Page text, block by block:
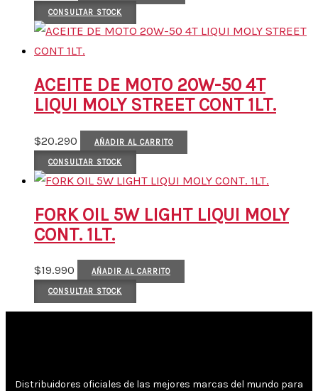
CONSULTAR STOCK
ACEITE DE MOTO 20W-50 4T
LIQUI MOLY STREET CONT 1LT.
$20.290 AÑADIR AL CARRITO
CONSULTAR STOCK
FORK OIL 5W LIGHT LIQUI MOLY
CONT. 1LT.
$19.990 AÑADIR AL CARRITO
CONSULTAR STOCK
Distribuidores oficiales de las mejores marcas del mundo para